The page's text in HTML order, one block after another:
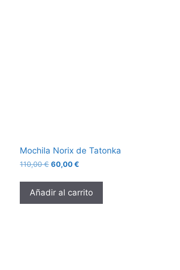
Mochila Norix de Tatonka
110,00€ 60,00€
Añadir al carrito